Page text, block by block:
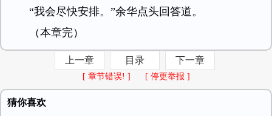
“我会尽快安排。”余华点头回答道。
（本章完）
上一章 目录 下一章
[ 章节错误! ] [ 停更举报 ]
猜你喜欢